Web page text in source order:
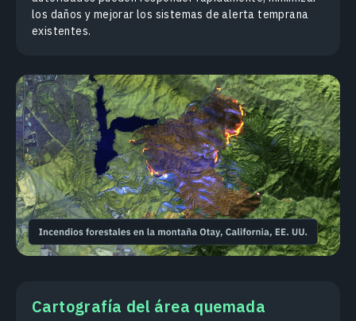
los daños y mejorar los sistemas de alerta temprana
existentes.
Cartografía del área quemada